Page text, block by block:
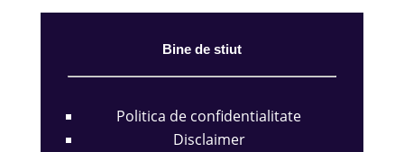
Bine de stiut
Politica de confidentialitate
Disclaimer